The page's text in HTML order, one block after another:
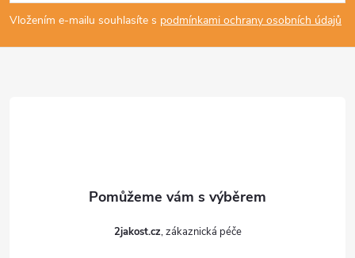
pVložením e-mailu souhlasíte s podmínkami ochrany osobních údajů
2jakost.cz